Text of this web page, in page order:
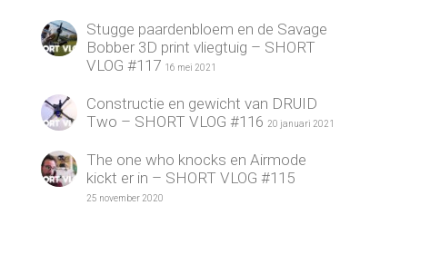
Stugge paardenbloem en de Savage
Bobber 3D print vliegtuig – SHORT
VLOG #117 16 mei 2021
Constructie en gewicht van DRUID
Two – SHORT VLOG #116 20 januari 2021
The one who knocks en Airmode
kickt er in – SHORT VLOG #115
25 november 2020